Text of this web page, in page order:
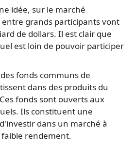
idée, sur le marché
grands participants vont
de dollars. Il est clair que
est loin de pouvoir participer
fonds communs de
dans des produits du
fonds sont ouverts aux
Ils constituent une
dans un marché à
rendement.